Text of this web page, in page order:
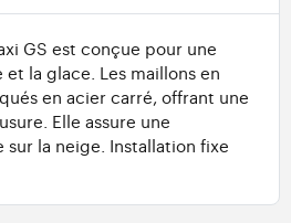
GS est conçue pour une
la glace. Les maillons en
en acier carré, offrant une
Elle assure une
la neige. Installation fixe